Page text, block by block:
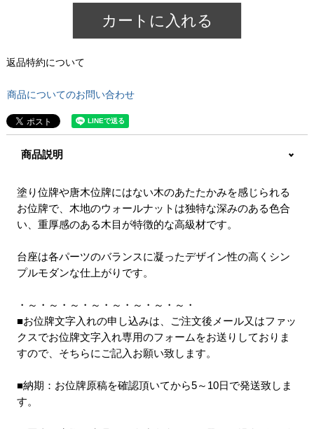
カートに入れる
返品特約について
商品についてのお問い合わせ
商品説明
塗り位牌や唐木位牌にはない木のあたたかみを感じられる
お位牌で、木地のウォールナットは独特な深みのある色合
い、重厚感のある木目が特徴的な高級材です。
台座は各パーツのバランスに凝ったデザイン性の高くシン
プルモダンな仕上がりです。
・～・～・～・～・～・～・～・～・
■お位牌文字入れの申し込みは、ご注文後メール又はファッ
クスでお位牌文字入れ専用のフォームをお送りしておりま
すので、そちらにご記入お願い致します。
■納期：お位牌原稿を確認頂いてから5～10日で発送致しま
す。